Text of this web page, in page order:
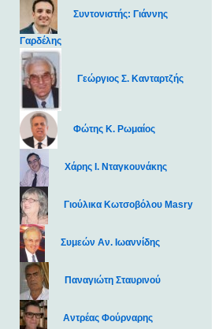
Συντονιστής: Γιάννης
Γαρδέλης
Γεώργιος Σ. Κανταρτζής
Φώτης Κ. Ρωμαίος
Χάρης Ι. Νταγκουνάκης
Γιούλικα Κωτσοβόλου Masry
Συμεών Αν. Ιωαννίδης
Παναγιώτη Σταυρινού
Αντρέας Φούρναρης